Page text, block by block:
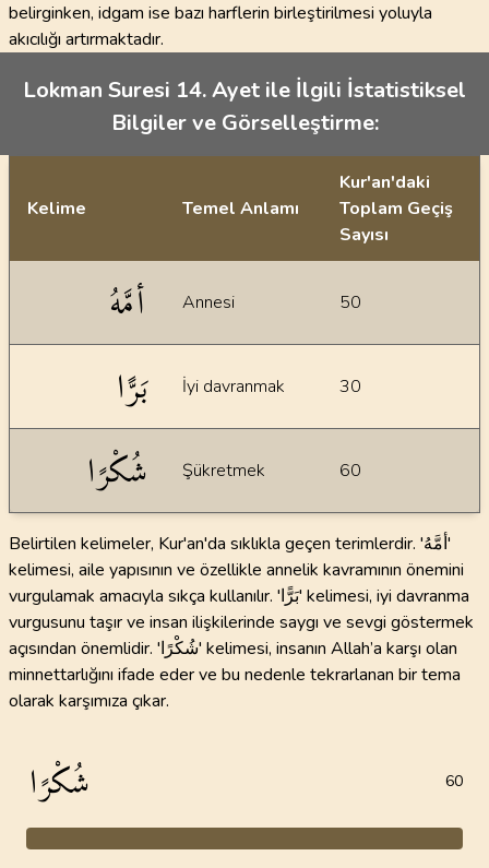
belirginken, idgam ise bazı harflerin birleştirilmesi yoluyla
akıcılığı artırmaktadır.
Lokman Suresi 14. Ayet ile İlgili İstatistiksel
Bilgiler ve Görselleştirme:
Kelime Temel Anlamı
Kur'an'daki
Toplam Geçiş
Sayısı
أمَّهُ Annesi 50
بَرًّا İyi davranmak 30
شُكْرًا Şükretmek 60
Belirtilen kelimeler, Kur'an'da sıklıkla geçen terimlerdir. 'أمَّهُ'
kelimesi, aile yapısının ve özellikle annelik kavramının önemini
vurgulamak amacıyla sıkça kullanılır. 'بَرًّا' kelimesi, iyi davranma
vurgusunu taşır ve insan ilişkilerinde saygı ve sevgi göstermek
açısından önemlidir. 'شُكْرًا' kelimesi, insanın Allah’a karşı olan
minnettarlığını ifade eder ve bu nedenle tekrarlanan bir tema
olarak karşımıza çıkar.
شُكْرًا 60